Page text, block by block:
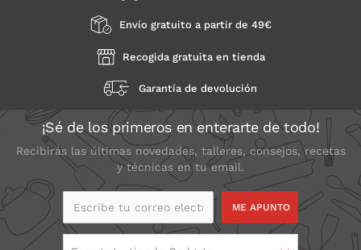
Envío gratuito a partir de 49€
Recogida gratuita en tienda
Garantía de devolución
¡Sé de los primeros en enterarte de todo!
Recibirás las últimas novedades, talleres, consejos, recetas
y técnicas en tu email.
Escribe tu correo
Escoge tu tienda Gadgets